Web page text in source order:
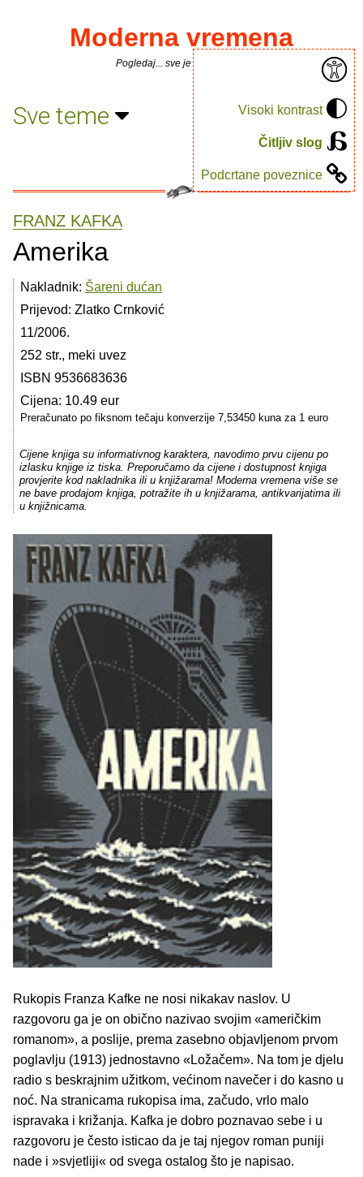
Visoki kontrast
Čitljiv slog
Podcrtane poveznice
Moderna vremena
Pogledaj... sve je puno knjiga.
Sve teme
FRANZ KAFKA
Amerika
Nakladnik: Šareni dućan
Prijevod: Zlatko Crnković
11/2006.
252 str., meki uvez
ISBN 9536683636
Cijena: 10.49 eur
Preračunato po fiksnom tečaju konverzije 7,53450 kuna za 1 euro
Cijene knjiga su informativnog karaktera, navodimo prvu cijenu po
izlasku knjige iz tiska. Preporučamo da cijene i dostupnost knjiga
provjerite kod nakladnika ili u knjižarama! Moderna vremena više se
ne bave prodajom knjiga, potražite ih u knjižarama, antikvarijatima ili
u knjižnicama.
Rukopis Franza Kafke ne nosi nikakav naslov. U
razgovoru ga je on obično nazivao svojim «američkim
romanom», a poslije, prema zasebno objavljenom prvom
poglavlju (1913) jednostavno «Ložačem». Na tom je djelu
radio s beskrajnim užitkom, većinom navečer i do kasno u
noć. Na stranicama rukopisa ima, začudo, vrlo malo
ispravaka i križanja. Kafka je dobro poznavao sebe i u
razgovoru je često isticao da je taj njegov roman puniji
nade i »svjetliji« od svega ostalog što je napisao.